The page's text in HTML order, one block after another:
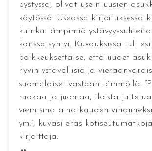
pystyssä, olivat usein uusien
käytössä. Useassa kirjoituksessa
kuinka lämpimiä
kanssa syntyi. Kuvauksissa tuli
poikkeuksetta se, että uudet
hyvin ystävällisiä ja
suomalaiset vastaan lämmöllä.
ruokaa ja juomaa, iloista
viemisinä aina kauden
ym.”, kuvasi eräs
kirjoittaja.